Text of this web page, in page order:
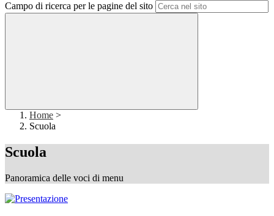
Campo di ricerca per le pagine del sito
Home >
Scuola
Scuola
Panoramica delle voci di menu